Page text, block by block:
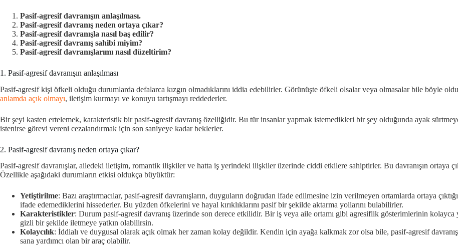
Pasif-agresif davranışın anlaşılması.
Pasif-agresif davranış neden ortaya çıkar?
Pasif-agresif davranışla nasıl baş edilir?
Pasif-agresif davranış sahibi miyim?
Pasif-agresif davranışlarımı nasıl düzeltirim?
1. Pasif-agresif davranışın anlaşılması
Pasif-agresif kişi öfkeli olduğu durumlarda defalarca kızgın olmadıklarını iddia edebilirler. Görünüşte öfkeli olsalar veya olmasalar bile böyle
anlamda açık olmayı, iletişim kurmayı ve konuyu tartışmayı reddederler.
Bir şeyi kasten ertelemek, karakteristik bir pasif-agresif davranış özelliğidir. Bu tür insanlar yapmak istemedikleri bir şey olduğunda ayak
istenirse görevi vereni cezalandırmak için son saniyeye kadar beklerler.
2. Pasif-agresif davranış neden ortaya çıkar?
Pasif-agresif davranışlar, ailedeki iletişim, romantik ilişkiler ve hatta iş yerindeki ilişkiler üzerinde ciddi etkilere sahiptirler. Bu davranışın ortaya
Özellikle aşağıdaki durumların etkisi oldukça büyüktür:
Yetiştirilme: Bazı araştırmacılar, pasif-agresif davranışların, duyguların doğrudan ifade edilmesine izin verilmeyen ortamlarda ortaya
ifade edemediklerini hissederler. Bu yüzden öfkelerini ve hayal kırıklıklarını pasif bir şekilde aktarma yollarını bulabilirler.
Karakteristikler: Durum pasif-agresif davranış üzerinde son derece etkilidir. Bir iş veya aile ortamı gibi agresiflik gösterimlerinin kolayca
gizli bir şekilde iletmeye yatkın olabilirsin.
Kolaycılık: İddialı ve duygusal olarak açık olmak her zaman kolay değildir. Kendin için ayağa kalkmak zor olsa bile, pasif-agresif
sana yardımcı olan bir araç olabilir.